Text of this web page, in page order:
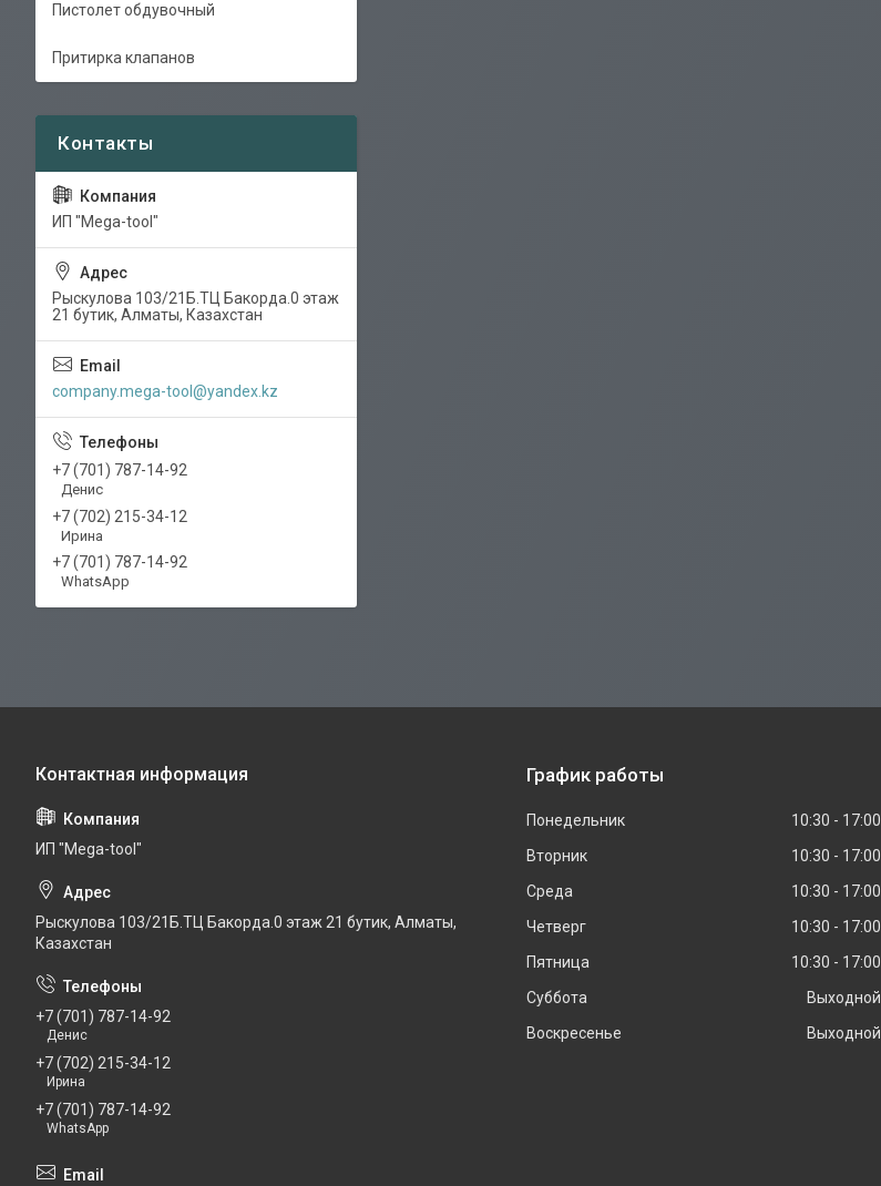
Пистолет обдувочный
Притирка клапанов
ИП "Mega-tool"
Рыскулова 103/21Б.ТЦ Бакорда.0 этаж
21 бутик, Алматы, Казахстан
company.mega-tool@yandex.kz
+7 (701) 787-14-92
Денис
+7 (702) 215-34-12
Ирина
+7 (701) 787-14-92
WhatsApp
ИП "Mega-tool"
Рыскулова 103/21Б.ТЦ Бакорда.0 этаж 21 бутик, Алматы,
Казахстан
+7 (701) 787-14-92
Денис
+7 (702) 215-34-12
Ирина
+7 (701) 787-14-92
WhatsApp
График работы
Понедельник 10:30
17:00
Вторник
10:30
17:00
Среда
10:30
17:00
Четверг
10:30
17:00
Пятница
10:30
17:00
Суббота
Выходной
Воскресенье
Выходной